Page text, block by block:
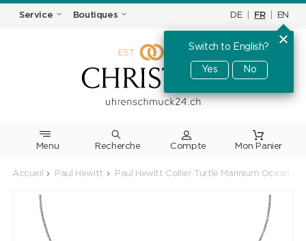
Service Boutiques DE FR EN
Switch to English?
Yes No
Menu Recherche
Accueil Paul Hewitt Paul Hewitt Collier Turtle Marinium Ocean